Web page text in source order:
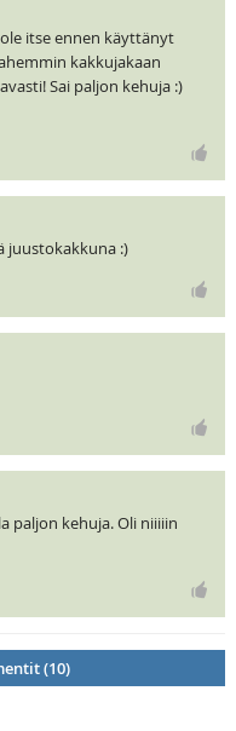
itse ennen käyttänyt
kakkujakaan
Sai paljon kehuja :)
juustokakkuna :)
paljon kehuja. Oli niiiiin
(10)